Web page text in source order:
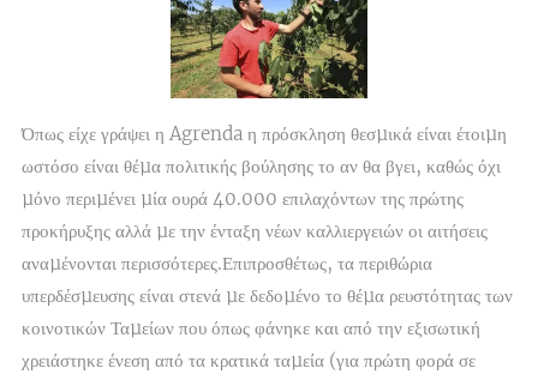
Όπως είχε γράψει η Agrenda η πρόσκληση θεσµικά είναι έτοιµη
ωστόσο είναι θέµα πολιτικής βούλησης το αν θα βγει, καθώς όχι
µόνο περιµένει µία ουρά 40.000 επιλαχόντων της πρώτης
προκήρυξης αλλά µε την ένταξη νέων καλλιεργειών οι αιτήσεις
αναµένονται περισσότερες.Επιπροσθέτως, τα περιθώρια
υπερδέσµευσης είναι στενά µε δεδοµένο το θέµα ρευστότητας των
κοινοτικών Ταµείων που όπως φάνηκε και από την εξισωτική
χρειάστηκε ένεση από τα κρατικά ταµεία (για πρώτη φορά σε